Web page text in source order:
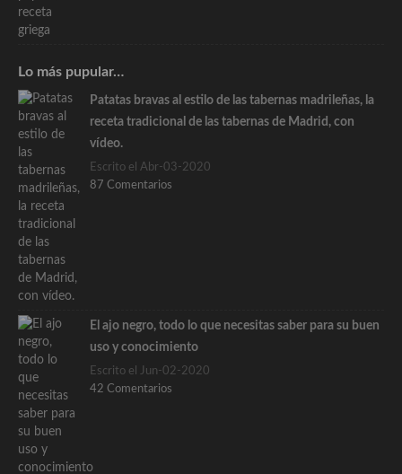
Lo más pupular…
Patatas bravas al estilo de las tabernas madrileñas, la
receta tradicional de las tabernas de Madrid, con
vídeo.
Escrito el Abr-03-2020
87 Comentarios
El ajo negro, todo lo que necesitas saber para su buen
uso y conocimiento
Escrito el Jun-02-2020
42 Comentarios